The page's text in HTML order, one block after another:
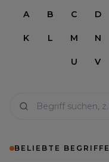
A B C D
K L M N
U V
BELIEBTE BEGRIFFE